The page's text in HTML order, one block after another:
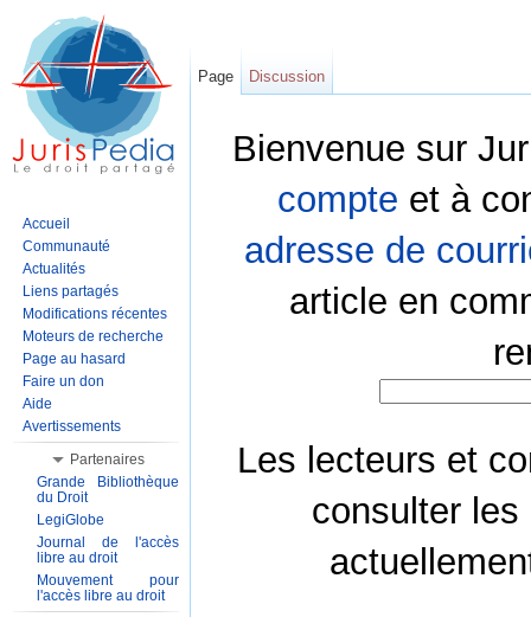
Bienvenue sur
compte et à
adresse de
article en
Les lecteurs et
consulter les
Page Discussion
Accueil
Communauté
Actualités
Liens partagés
Modifications récentes
Moteurs de recherche
Page au hasard
Faire un don
Aide
Avertissements
Partenaires
Grande Bibliothèque
du Droit
LegiGlobe
Journal de l'accès
libre au droit
Mouvement pour
l'accès libre au droit